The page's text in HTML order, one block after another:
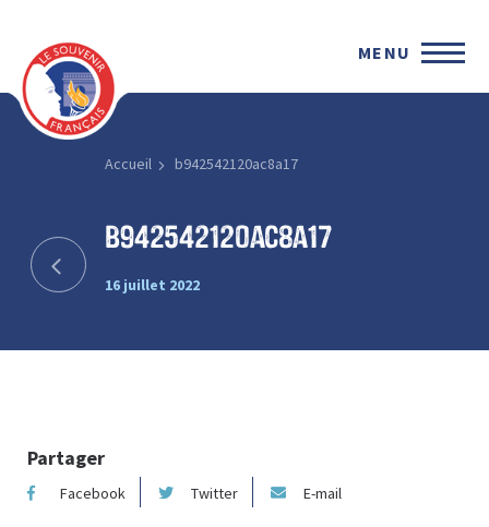
MENU
Accueil b942542120ac8a17
b942542120ac8a17
16 juillet 2022
Partager
Facebook Twitter E-mail